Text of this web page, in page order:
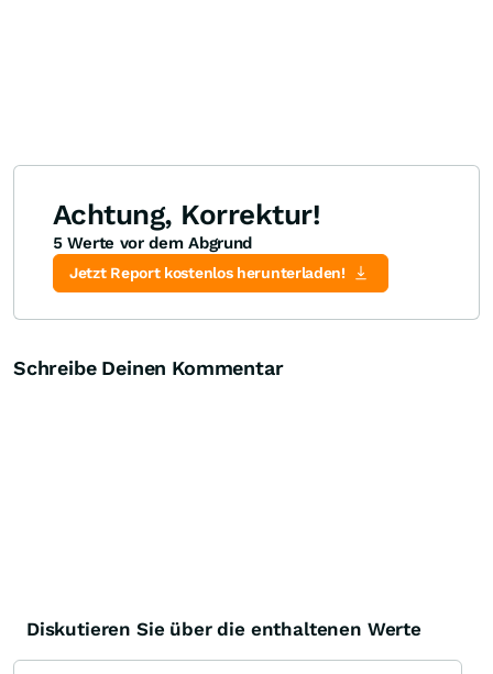
Achtung, Korrektur!
5 Werte vor dem Abgrund
Jetzt Report kostenlos herunterladen!
Schreibe Deinen Kommentar
Diskutieren Sie über die enthaltenen Werte